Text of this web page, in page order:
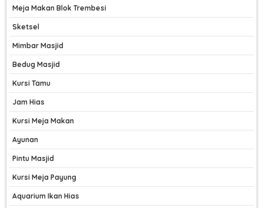
Meja Makan Blok Trembesi
Sketsel
Mimbar Masjid
Bedug Masjid
Kursi Tamu
Jam Hias
Kursi Meja Makan
Ayunan
Pintu Masjid
Kursi Meja Payung
Aquarium Ikan Hias